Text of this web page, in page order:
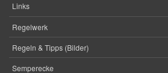
Links
Regelwerk
Regeln & Tipps (Bilder)
Semperecke